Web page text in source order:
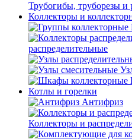
Трубогибы, труборезы и
Коллекторы и
распределительные
Котлы и горелки
Антифриз
Коллекторы и